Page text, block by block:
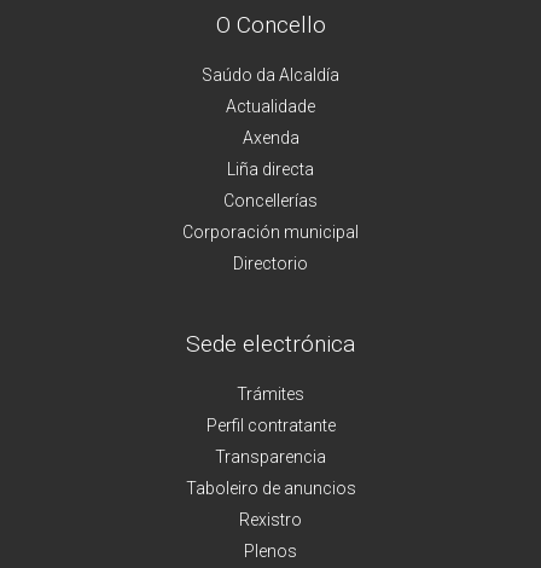
O Concello
Saúdo da Alcaldía
Actualidade
Axenda
Liña directa
Concellerías
Corporación municipal
Directorio
Sede electrónica
Trámites
Perfil contratante
Transparencia
Taboleiro de anuncios
Rexistro
Plenos